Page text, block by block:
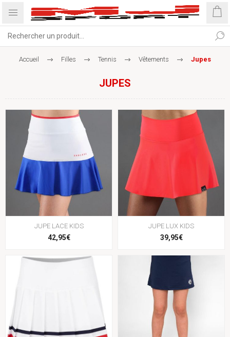
Accueil Filles Tennis Vêtements Jupes
JUPES
JUPE LACE KIDS
42,95€
JUPE LUX KIDS
39,95€